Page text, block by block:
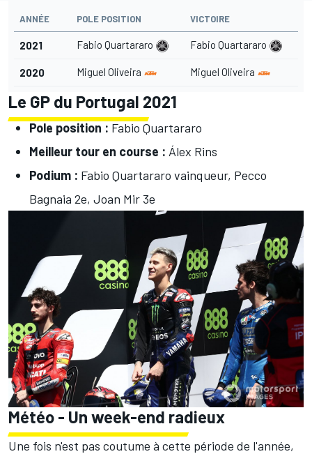
ANNÉE POLE POSITION VICTOIRE
2021 Fabio Quartararo Fabio Quartararo
2020 Miguel Oliveira Miguel Oliveira
Le GP du Portugal 2021
Pole position : Fabio Quartararo
Meilleur tour en course : Álex Rins
Podium : Fabio Quartararo vainqueur, Pecco
Bagnaia 2e, Joan Mir 3e
Météo - Un week-end radieux
Une fois n'est pas coutume à cette période de l'année,